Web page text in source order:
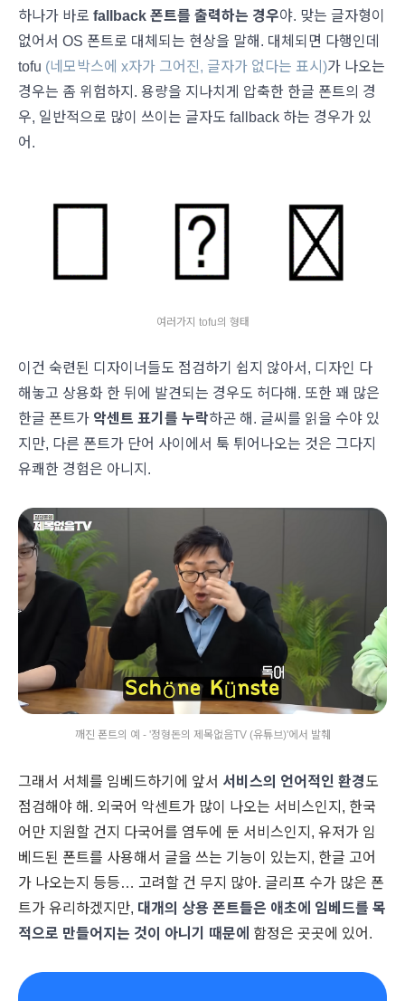
하나가 바로 fallback 폰트를 출력하는 경우야. 맞는 글자형이
없어서 OS 폰트로 대체되는 현상을 말해. 대체되면 다행인데
tofu (네모박스에 x자가 그어진, 글자가 없다는 표시)가 나오는
경우는 좀 위험하지. 용량을 지나치게 압축한 한글 폰트의 경
우, 일반적으로 많이 쓰이는 글자도 fallback 하는 경우가 있
어.
여러가지 tofu의 형태
이건 숙련된 디자이너들도 점검하기 쉽지 않아서, 디자인 다
해놓고 상용화 한 뒤에 발견되는 경우도 허다해. 또한 꽤 많은
한글 폰트가 악센트 표기를 누락하곤 해. 글씨를 읽을 수야 있
지만, 다른 폰트가 단어 사이에서 툭 튀어나오는 것은 그다지
유쾌한 경험은 아니지.
깨진 폰트의 예 - '정형돈의 제목없음TV (유튜브)'에서 발췌
그래서 서체를 임베드하기에 앞서 서비스의 언어적인 환경도
점검해야 해. 외국어 악센트가 많이 나오는 서비스인지, 한국
어만 지원할 건지 다국어를 염두에 둔 서비스인지, 유저가 임
베드된 폰트를 사용해서 글을 쓰는 기능이 있는지, 한글 고어
가 나오는지 등등… 고려할 건 무지 많아. 글리프 수가 많은 폰
트가 유리하겠지만, 대개의 상용 폰트들은 애초에 임베드를 목
적으로 만들어지는 것이 아니기 때문에
함정은 곳곳에 있어.